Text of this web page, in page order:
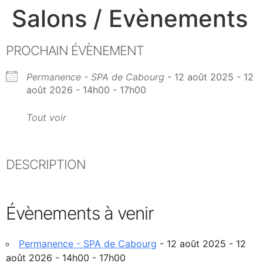
Salons / Evènements
PROCHAIN ÉVÈNEMENT
Permanence - SPA de Cabourg - 12 août 2025 - 12
août 2026 - 14h00 - 17h00
Tout voir
DESCRIPTION
Évènements à venir
Permanence - SPA de Cabourg - 12 août 2025 - 12
août 2026 - 14h00 - 17h00